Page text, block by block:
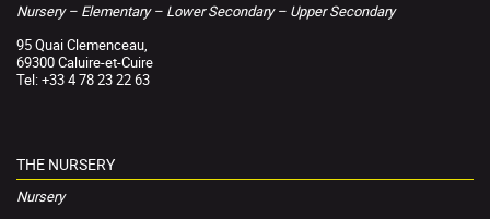
Nursery – Elementary – Lower Secondary – Upper Secondary
95 Quai Clemenceau,
69300 Caluire-et-Cuire
Tel: +33 4 78 23 22 63
THE NURSERY
Nursery